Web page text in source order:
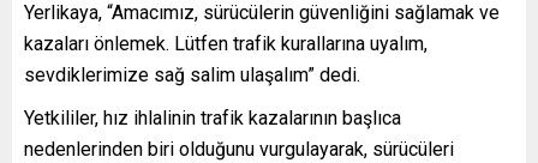
Yerlikaya, “Amacımız, sürücülerin güvenliğini sağlamak ve
kazaları önlemek. Lütfen trafik kurallarına uyalım,
sevdiklerimize sağ salim ulaşalım” dedi.
Yetkililer, hız ihlalinin trafik kazalarının başlıca
nedenlerinden biri olduğunu vurgulayarak, sürücüleri